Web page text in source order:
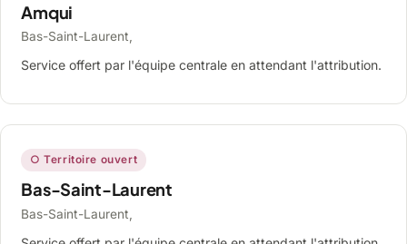
Amqui
Bas-Saint-Laurent,
Service offert par l'équipe centrale en attendant l'attribution.
○ Territoire ouvert
Bas-Saint-Laurent
Bas-Saint-Laurent,